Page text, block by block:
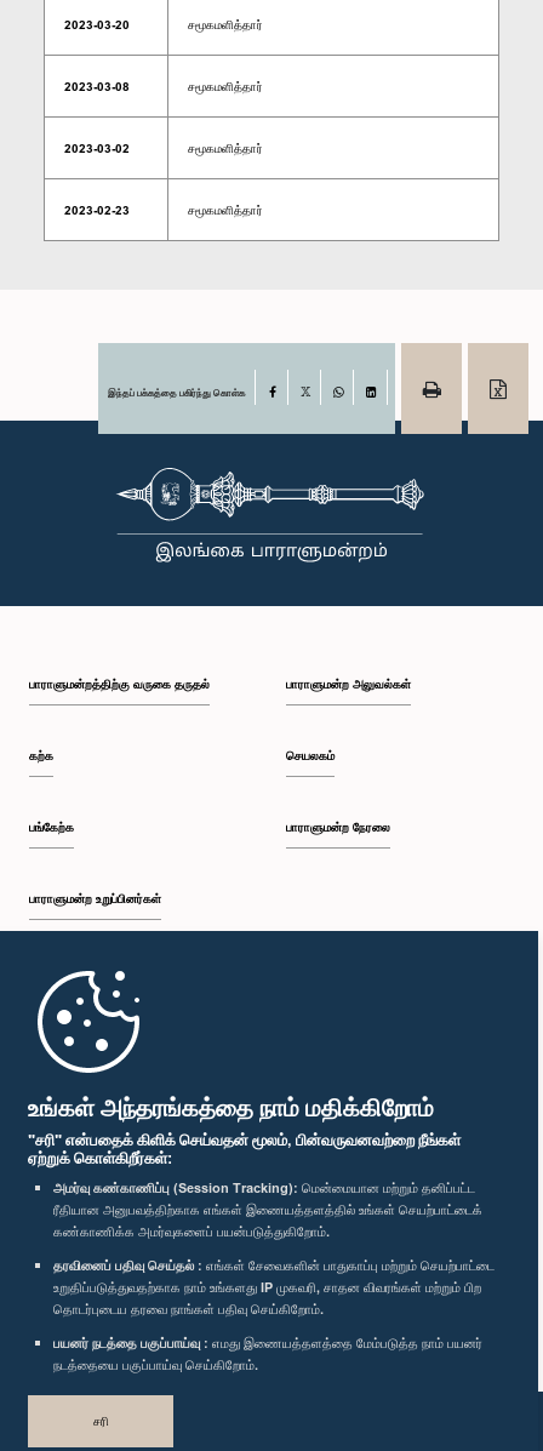
உங்கள் அந்தரங்கத்தை நாம் மதிக்கிறோம்
"சரி" என்பதைக் கிளிக் செய்வதன் மூலம், பின்வருவனவற்றை நீங்கள்
ஏற்றுக் கொள்கிறீர்கள்:
அமர்வு கண்காணிப்பு (Session Tracking): மென்மையான மற்றும் தனிப்பட்ட
ரீதியான அனுபவத்திற்காக எங்கள் இணையத்தளத்தில் உங்கள் செயற்பாட்டைக்
கண்காணிக்க அமர்வுகளைப் பயன்படுத்துகிறோம்.
தரவினைப் பதிவு செய்தல் : எங்கள் சேவைகளின் பாதுகாப்பு மற்றும் செயற்பாட்டை
உறுதிப்படுத்துவதற்காக நாம் உங்களது IP முகவரி, சாதன விவரங்கள் மற்றும் பிற
தொடர்புடைய தரவை நாங்கள் பதிவு செய்கிறோம்.
பயனர் நடத்தை பகுப்பாய்வு : எமது இணையத்தளத்தை மேம்படுத்த நாம் பயனர்
நடத்தையை பகுப்பாய்வு செய்கிறோம்.
சரி
2023-03-20 சமூகமளித்தார்
2023-03-08 சமூகமளித்தார்
2023-03-02 சமூகமளித்தார்
2023-02-23 சமூகமளித்தார்
இந்தப் பக்கத்தை பகிர்ந்து கொள்க Facebook
பாராளுமன்றத்திற்கு வருகை தருதல்
கற்க
பங்கேற்க
பாராளுமன்ற உறுப்பினர்கள்
முதற்பக்கம்
பாராளுமன்ற அலுவல்கள்
செயலகம்
பாராளுமன்ற நேரலை
பாராளுமன்ற கையடக்க செயலி
எம்மை பின்தொடர்க :
விருதுகள்
தனியுரிமைக் கொள்கை